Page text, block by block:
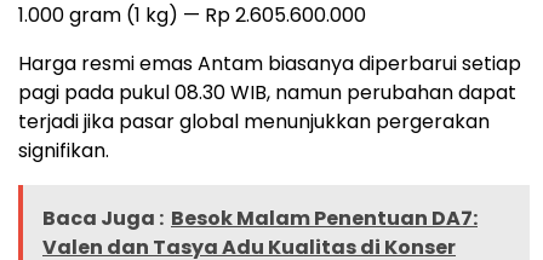
1.000 gram (1 kg) — Rp 2.605.600.000
Harga resmi emas Antam biasanya diperbarui setiap
pagi pada pukul 08.30 WIB, namun perubahan dapat
terjadi jika pasar global menunjukkan pergerakan
signifikan.
Baca Juga : Besok Malam Penentuan DA7:
Valen dan Tasya Adu Kualitas di Konser